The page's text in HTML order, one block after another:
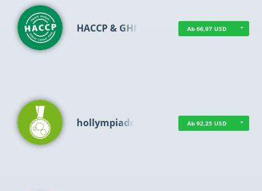
HACCP & GHP Ab 66,97 USD
hollympiade Ab 92,25 USD